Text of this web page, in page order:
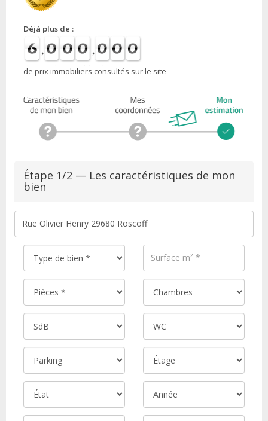
Déjà plus de :
de prix immobiliers consultés sur le site
Étape 1/2 — Les caractéristiques de mon
bien